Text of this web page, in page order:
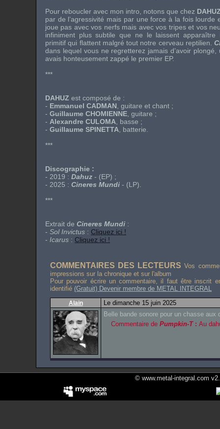
Pour reboucler avec mon intro, notons que chez
par de l’agressivité mais par une force à la fois lourde
joue pas avec vos nerfs mais avec vos tripes et vos
infiniment plus subtile que ne le laissent apparaître
primitif qui flattent malgré tout notre cerveau reptilien.
dans lequel vous ne regretterez jamais d’avoir
avais honteusement zappé le premier EP.
***
DAHUZ est composé de :
- Emmanuel CADMAN , guitare et chant ;
- Guillaume CHOMIENNE , guitare ;
- Alexandre CULOMA , basse ;
- Guillaume SPINETTA , batterie.
***
Discographie :
- 2019 : Dahuz - (EP) ;
- 2025 : Cineres Mundi - (LP).
***
Extrait de Cineres Mundi :
- Sol Invictus : Cliquez ici !
- Icarus : Cliquez ici !
COMMENTAIRES DES LECTEURS Vos
impressions sur la chronique et sur l'album
Pour pouvoir écrire un commentaire, il faut être inscrit
identifié (Gratuit) Devenir membre de METAL INTEGRAL
Alain
Le dimanche 15 juin 2025
Belle bande sonore pour un chasse aux
Commentaire de Pumpkin-T: Au
© www.metal-integral.com